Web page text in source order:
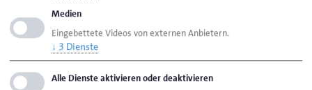
M
Majowski, Ralf
Medien
Eingebettete Videos von externen Anbietern.
↓ 3 Dienste
Alle Dienste aktivieren oder deaktivieren